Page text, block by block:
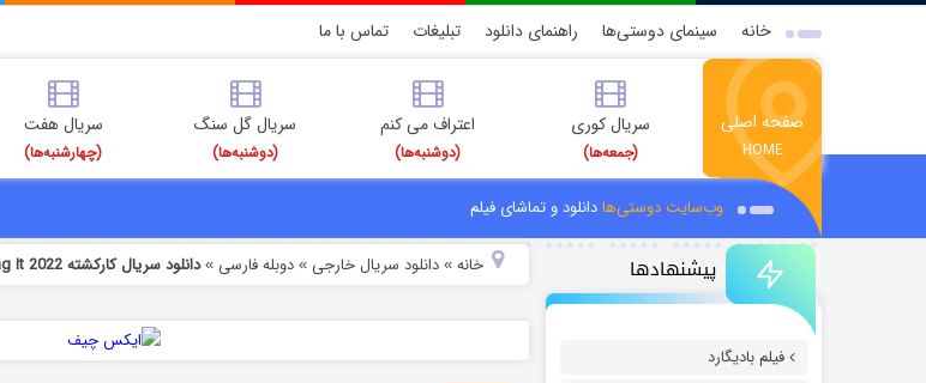
خانه سینمای دوستی‌ها راهنمای دانلود تبلیغات تماس با ما
صفحه اصلی
HOME
سریال کوری
(جمعه‌ها)
اعتراف می کنم
(دوشنبه‌ها)
سریال گل سنگ
(دوشنبه‌ها)
سریال هفت
(چهارشنبه‌ها)
وب‌سایت دوستی‌هادانلود و تماشای فیلم
پیشنهادها
فیلم بادیگارد
خانه» دانلود سریال خارجی » دوبله فارسی »دانلود سریال کارکشته Killing It 2022